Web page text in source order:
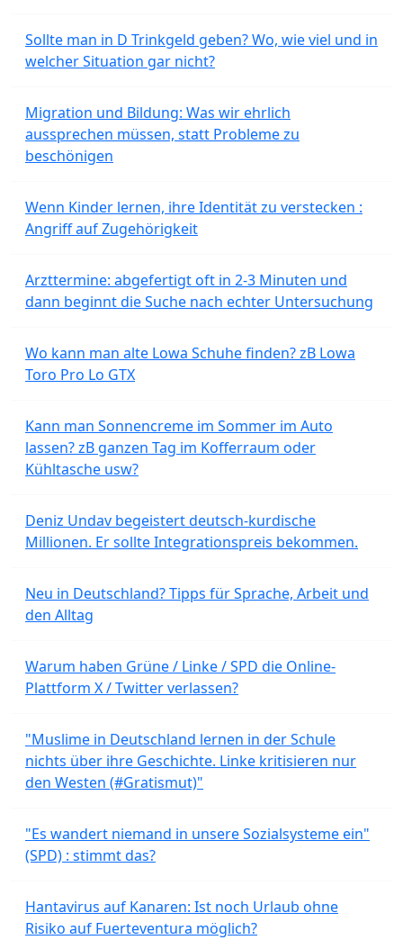
Sollte man in D Trinkgeld geben? Wo, wie viel und in
welcher Situation gar nicht?
Migration und Bildung: Was wir ehrlich
aussprechen müssen, statt Probleme zu
beschönigen
Wenn Kinder lernen, ihre Identität zu verstecken :
Angriff auf Zugehörigkeit
Arzttermine: abgefertigt oft in 2-3 Minuten und
dann beginnt die Suche nach echter Untersuchung
Wo kann man alte Lowa Schuhe finden? zB Lowa
Toro Pro Lo GTX
Kann man Sonnencreme im Sommer im Auto
lassen? zB ganzen Tag im Kofferraum oder
Kühltasche usw?
Deniz Undav begeistert deutsch-kurdische
Millionen. Er sollte Integrationspreis bekommen.
Neu in Deutschland? Tipps für Sprache, Arbeit und
den Alltag
Warum haben Grüne / Linke / SPD die Online-
Plattform X / Twitter verlassen?
"Muslime in Deutschland lernen in der Schule
nichts über ihre Geschichte. Linke kritisieren nur
den Westen (#Gratismut)"
"Es wandert niemand in unsere Sozialsysteme ein"
(SPD) : stimmt das?
Hantavirus auf Kanaren: Ist noch Urlaub ohne
Risiko auf Fuerteventura möglich?